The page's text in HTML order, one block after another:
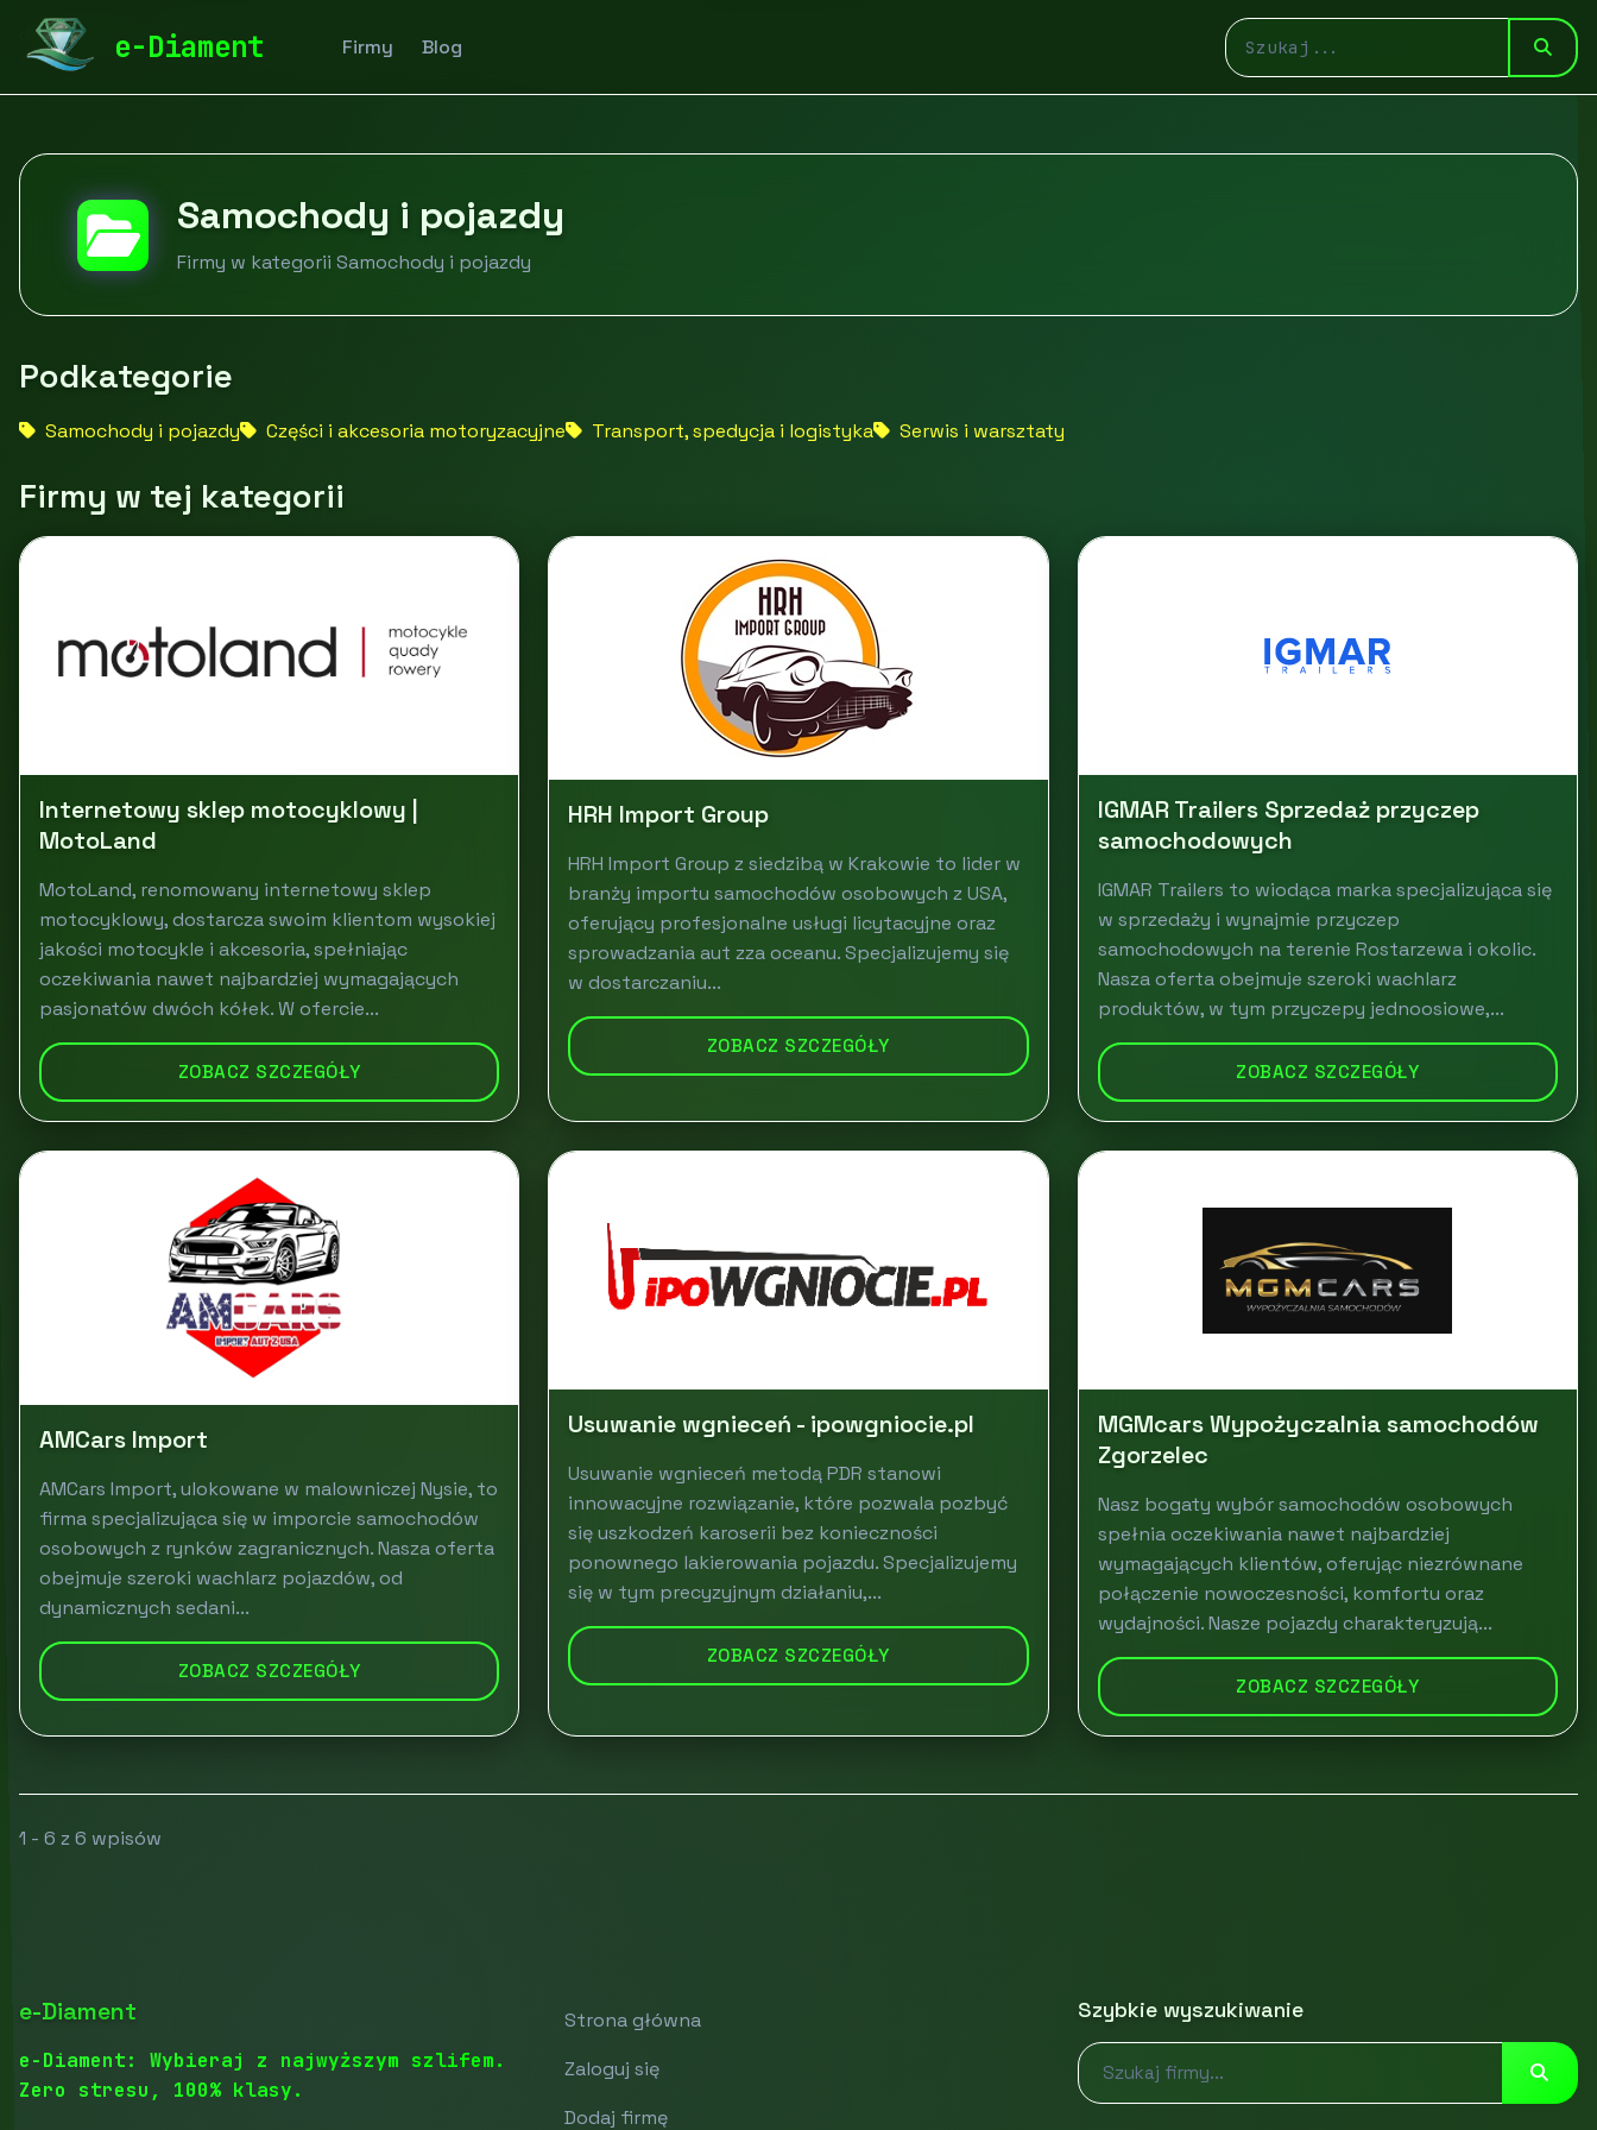
e-Diament Firmy Blog
diamentspa.pl Motoryzacja i transport
Samochody i pojazdy
Firmy w kategorii Samochody i pojazdy
Podkategorie
Samochody i pojazdy Części i akcesoria motoryzacyjne Transport, spedycja i logistyka Serwis i warsztaty
Firmy w tej kategorii
Internetowy sklep motocyklowy |
MotoLand
MotoLand, renomowany internetowy sklep
motocyklowy, dostarcza swoim klientom wysokiej
jakości motocykle i akcesoria, spełniając
oczekiwania nawet najbardziej wymagających
pasjonatów dwóch kółek. W ofercie...
ZOBACZ SZCZEGÓŁY
HRH Import Group
HRH Import Group z siedzibą w Krakowie to lider w
branży importu samochodów osobowych z USA,
oferujący profesjonalne usługi licytacyjne oraz
sprowadzania aut zza oceanu. Specjalizujemy się
w dostarczaniu...
ZOBACZ SZCZEGÓŁY
IGMAR Trailers Sprzedaż przyczep
samochodowych
IGMAR Trailers to wiodąca marka specjalizująca się
w sprzedaży i wynajmie przyczep
samochodowych na terenie Rostarzewa i okolic.
Nasza oferta obejmuje szeroki wachlarz
produktów, w tym przyczepy jednoosiowe,...
ZOBACZ SZCZEGÓŁY
AMCars Import
AMCars Import, ulokowane w malowniczej Nysie, to
firma specjalizująca się w imporcie samochodów
osobowych z rynków zagranicznych. Nasza oferta
obejmuje szeroki wachlarz pojazdów, od
dynamicznych sedani...
ZOBACZ SZCZEGÓŁY
Usuwanie wgnieceń - ipowgniocie.pl
Usuwanie wgnieceń metodą PDR stanowi
innowacyjne rozwiązanie, które pozwala pozbyć
się uszkodzeń karoserii bez konieczności
ponownego lakierowania pojazdu. Specjalizujemy
się w tym precyzyjnym działaniu,...
ZOBACZ SZCZEGÓŁY
MGMcars Wypożyczalnia samochodów
Zgorzelec
Nasz bogaty wybór samochodów osobowych
spełnia oczekiwania nawet najbardziej
wymagających klientów, oferując niezrównane
połączenie nowoczesności, komfortu oraz
wydajności. Nasze pojazdy charakteryzują...
ZOBACZ SZCZEGÓŁY
1 - 6 z 6 wpisów
e-Diament
e-Diament: Wybieraj z najwyższym szlifem.
Zero stresu, 100% klasy.
Strona główna
Zaloguj się
Dodaj firmę
Szybkie wyszukiwanie